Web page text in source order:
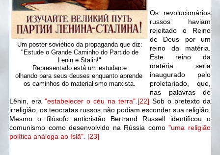
Um poster soviético da propaganda que diz:
"Estude o Grande Caminho do Partido de
Lenin e Stalin!"
Representado está um estudante
olhando para seus deuses enquanto aprende
os caminhos do materialismo marxista.
Os revolucionários
russos haviam
rejeitado o Reino
de Deus por um
reino da matéria.
Este reino da
matéria seria
inaugurado pelo
proletariado, que,
nas palavras de
Lênin, era "estabelecer o céu na terra".[22] Sob o pretexto da
irreligião, os teocratas russos não podiam esconder sua religião.
Mesmo o filósofo anticristão Bertrand Russell identificou o
comunismo como desenvolvido na Rússia como"uma religião
política análoga ao Islã". [23]